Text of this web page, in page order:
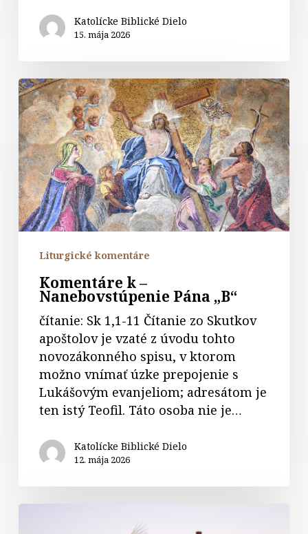
Katolícke Biblické Dielo
15. mája 2026
Komentáre
k
–
Nanebovstúpenie
Pána
„B“
Liturgické komentáre
Komentáre k –
Nanebovstúpenie Pána „B“
čítanie: Sk 1,1-11 Čítanie zo Skutkov
apoštolov je vzaté z úvodu tohto
novozákonného spisu, v ktorom
možno vnímať úzke prepojenie s
Lukášovým evanjeliom; adresátom je
ten istý Teofil. Táto osoba nie je…
Katolícke Biblické Dielo
12. mája 2026